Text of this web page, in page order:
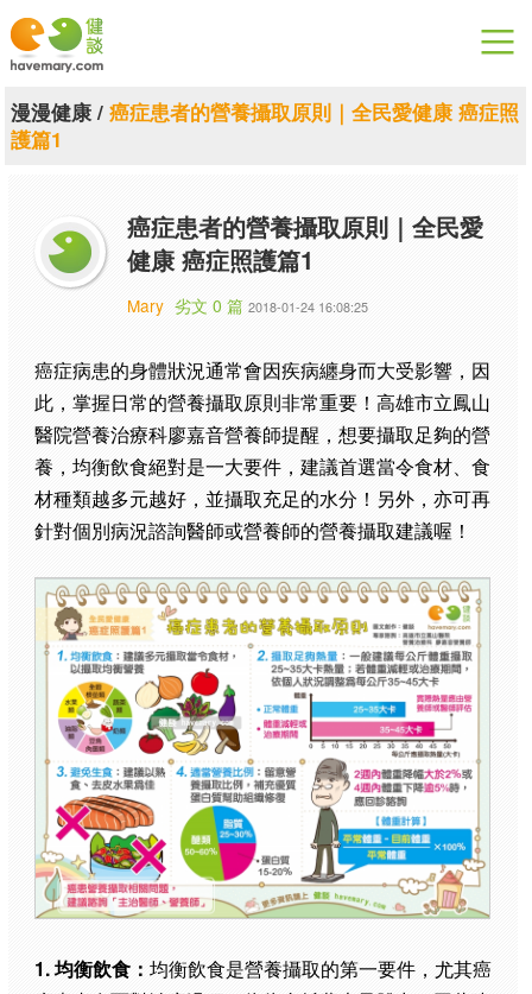
漫漫健康
關於健談
聯絡我們
漫漫健康/ 癌症患者的營養攝取原則｜全民愛健康 癌症照
護篇1
癌症患者的營養攝取原則｜全民愛
健康 癌症照護篇1
Mary 劣文 0 篇 2018-01-24 16:08:25
癌症病患的身體狀況通常會因疾病纏身而大受影響，因
此，掌握日常的營養攝取原則非常重要！高雄市立鳳山
醫院營養治療科廖嘉音營養師提醒，想要攝取足夠的營
養，均衡飲食絕對是一大要件，建議首選當令食材、食
材種類越多元越好，並攝取充足的水分！另外，亦可再
針對個別病況諮詢醫師或營養師的營養攝取建議喔！
1. 均衡飲食： 均衡飲食是營養攝取的第一要件，尤其癌